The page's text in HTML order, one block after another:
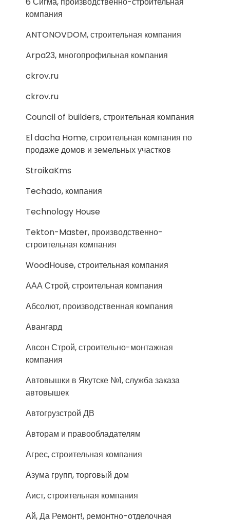
компания
ANTONOVDOM, строительная компания
Arpa23, многопрофильная компания
ckrov.ru
ckrov.ru
Council of builders, строительная компания
El dacha Home, строительная компания по
продаже домов и земельных участков
StroikaKms
Techado, компания
Technology House
Tekton-Master, производственно-
строительная компания
WoodHouse, строительная компания
ААА Строй, строительная компания
Абсолют, производственная компания
Авангард
Авсон Строй, строительно-монтажная
компания
Автовышки в Якутске №1, служба заказа
автовышек
Автогрузстрой ДВ
Авторам и правообладателям
Агрес, строительная компания
Азума групп, торговый дом
Аист, строительная компания
Ай, Да Ремонт!, ремонтно-отделочная